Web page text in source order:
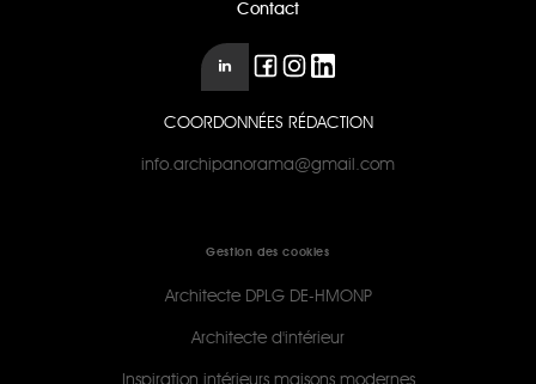
Contact
COORDONNÉES RÉDACTION
info.archipanorama@gmail.com
Gestion des cookies
Architecte DPLG DE-HMONP
Architecte d'intérieur
Inspiration intérieurs maisons modernes